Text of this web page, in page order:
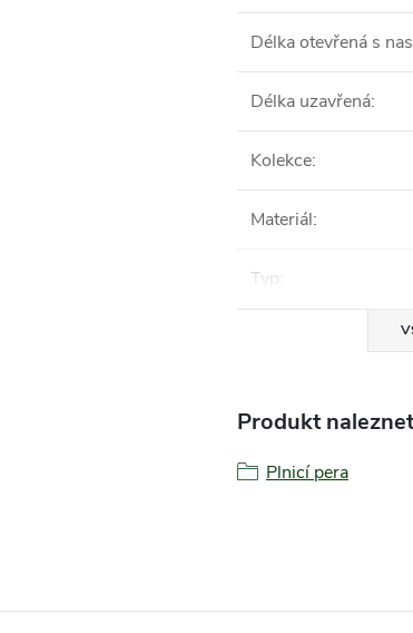
Délka otevřená s
Délka uzavřená:
Kolekce:
Materiál:
Typ:
Produkt
Plnicí pera